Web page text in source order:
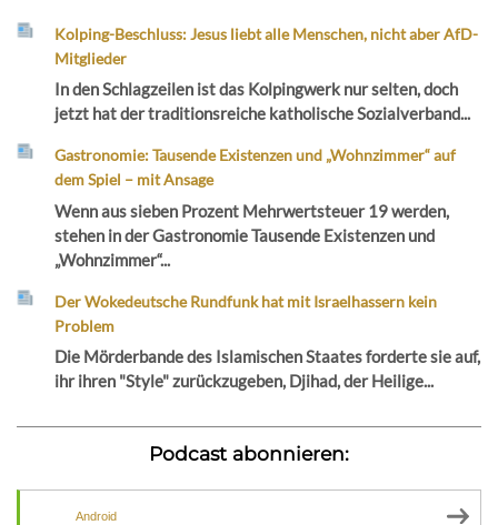
Kolping-Beschluss: Jesus liebt alle Menschen, nicht aber AfD-
Mitglieder
In den Schlagzeilen ist das Kolpingwerk nur selten, doch
jetzt hat der traditionsreiche katholische Sozialverband...
Gastronomie: Tausende Existenzen und „Wohnzimmer“ auf
dem Spiel – mit Ansage
Wenn aus sieben Prozent Mehrwertsteuer 19 werden,
stehen in der Gastronomie Tausende Existenzen und
„Wohnzimmer“...
Der Wokedeutsche Rundfunk hat mit Israelhassern kein
Problem
Die Mörderbande des Islamischen Staates forderte sie auf,
ihr ihren "Style" zurückzugeben, Djihad, der Heilige...
Podcast abonnieren:
Android